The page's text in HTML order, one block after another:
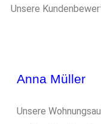
Unsere
Anna Müller
Unsere